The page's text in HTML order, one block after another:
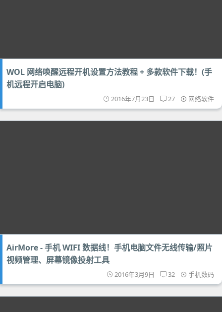
WOL 网络唤醒远程开机设置方法教程 + 多款软件下载！(手
机远程开启电脑)
2016年7月23日 27 网络软件
AirMore - 手机 WIFI 数据线！手机电脑文件无线传输/照片
视频管理、屏幕镜像投射工具
2016年3月9日 32 手机数码